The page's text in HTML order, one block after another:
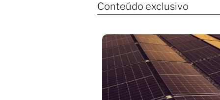
Conteúdo exclusivo